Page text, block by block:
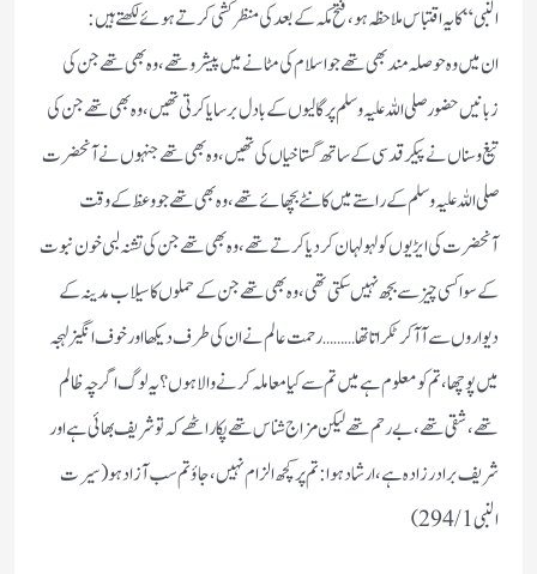
النبی“کا یہ اقتباس ملاحظہ ہو، فتح مکہ کے بعد کی منظر کشی کرتے ہوئے لکھتے ہیں:
ان میں وہ حوصلہ مند بھی تھے جو اسلام کی مٹانے میں پیشرو تھے،وہ بھی تھے جن کی
زبانیں حضور صلی اللہ علیہ وسلم پر گالیوں کے بادل برسایا کرتی تھیں، وہ بھی تھے جن کی
تیغ و سناں نے پیکر قدسی کے ساتھ گستاخیاں کی تھیں، وہ بھی تھے جنہوں نے آنحضرت
صلی اللہ علیہ وسلم کے راستے میں کانٹے بچھائے تھے، وہ بھی تھے جو وعظ کے وقت
آنحضرت کی ایڑیوں کو لہولہان کر دیا کرتے تھے،وہ بھی تھے جن کی تشنہ لبی خون نبوت
کے سوا کسی چیز سے بجھ نہیں سکتی تھی، وہ بھی تھے جن کے حملوں کا سیلاب مدینہ کے
دیواروں سے آ آکر ٹکراتا تھا………رحمت عالم نے ان کی طرف دیکھا اور خوف انگیز لہجہ
میں پوچھا، تم کو معلوم ہے میں تم سے کیا معاملہ کرنے والا ہوں؟یہ لوگ اگرچہ ظالم
تھے، شقی تھے ،بے رحم تھے لیکن مزاج شناس تھے پکار اٹھے کہ تو شریف بھائی ہے اور
شریف برادر زادہ ہے،ارشاد ہوا: تم پر کچھ الزام نہیں، جاؤ تم سب آزاد ہو (سیرت
النبی 294/1)